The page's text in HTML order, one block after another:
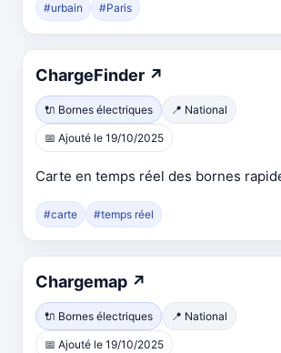
#urbain #Paris
ChargeFinder ↗
🔌 Bornes électriques 📍 National
📅 Ajouté le 19/10/2025
Carte en temps réel des bornes
#carte #temps réel
Chargemap ↗
🔌 Bornes électriques 📍 National
📅 Ajouté le 19/10/2025